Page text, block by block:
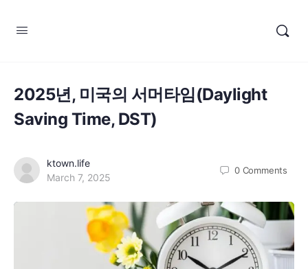
2025년, 미국의 서머타임(Daylight
Saving Time, DST)
ktown.life
March 7, 2025
0 Comments